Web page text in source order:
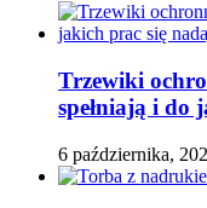
Trzewiki
spełniają i do
6 października,